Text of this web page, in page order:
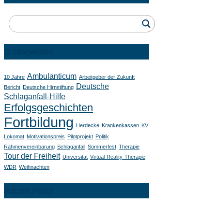
10 Jahre Ambulanticum Arbeitgeber der Zukunft
Bericht Deutsche Hirnstiftung Deutsche
Schlaganfall-Hilfe
Erfolgsgeschichten
Fortbildung Herdecke Krankenkassen KV
Lokomat Motivationspreis Pilotprojekt Politik
Rahmenvereinbarung Schlaganfall Sommerfest Therapie
Tour der Freiheit Universität Virtual-Reality-Therapie
WDR Weihnachten